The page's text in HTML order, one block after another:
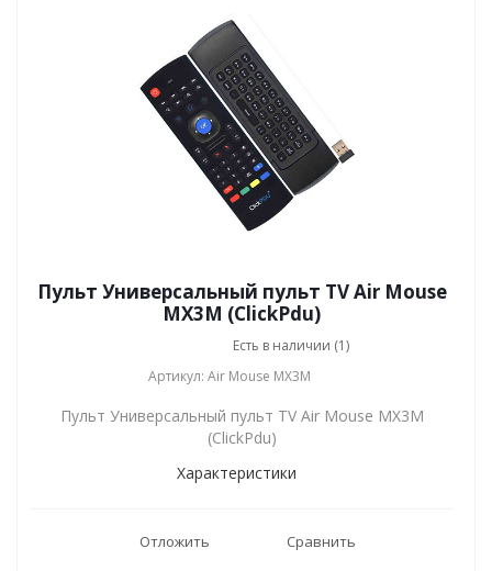
Пульт Универсальный пульт TV Air Mouse
MX3M (ClickPdu)
Есть в наличии (1)
Артикул: Air Mouse MX3M
Пульт Универсальный пульт TV Air Mouse MX3M
(ClickPdu)
Характеристики
Отложить Сравнить